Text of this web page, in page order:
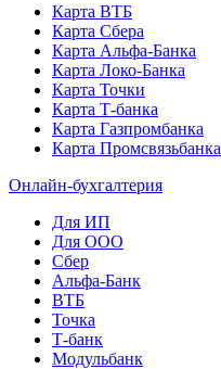
Карта ВТБ
Карта Сбера
Карта Альфа-Банка
Карта Локо-Банка
Карта Точки
Карта Т-банка
Карта Газпромбанка
Карта Промсвязьбанка
Онлайн-бухгалтерия
Для ИП
Для ООО
Сбер
Альфа-Банк
ВТБ
Точка
Т-банк
Модульбанк